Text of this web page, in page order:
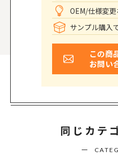
OEM/仕様変
サンプル購入
この商
お問い
同じカテ